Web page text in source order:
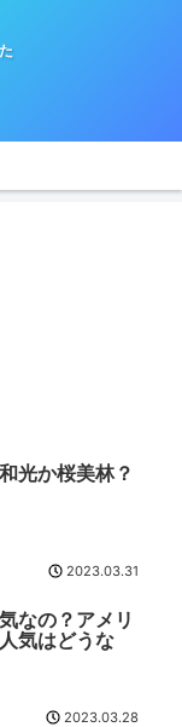
光か桜美林？
2023.03.31
なの？アメリ
気はどうな
2023.03.28